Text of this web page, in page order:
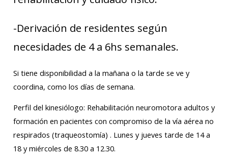
-Derivación de residentes según
necesidades de 4 a 6hs semanales.
Si tiene disponibilidad a la mañana o la tarde se ve y
coordina, como los días de semana.
Perfil del kinesiólogo: Rehabilitación neuromotora adultos y
formación en pacientes con compromiso de la vía aérea no
respirados (traqueostomía) . Lunes y jueves tarde de 14 a
18 y miércoles de 8.30 a 12.30.